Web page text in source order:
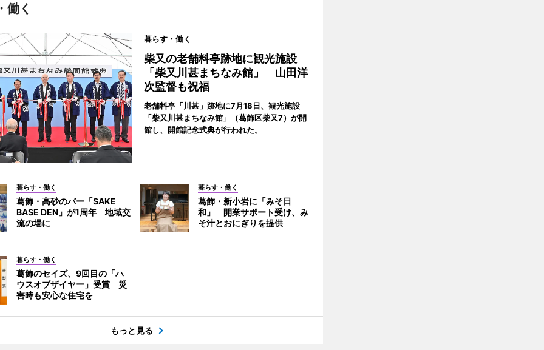
働く
暮らす・働く
柴又の老舗料亭跡地に観光施設
「柴又川甚まちなみ館」 山田洋
次監督も祝福
老舗料亭「川甚」跡地に7月18日、観光施設
「柴又川甚まちなみ館」（葛飾区柴又7）が開
館し、開館記念式典が行われた。
暮らす・働く
葛飾・高砂のバー「SAKE
BASE DEN」が1周年 地域交
流の場に
暮らす・働く
葛飾・新小岩に「みそ日
和」 開業サポート受け、み
そ汁とおにぎりを提供
暮らす・働く
葛飾のセイズ、9回目の「ハ
ウスオブザイヤー」受賞 災
害時も安心な住宅を
もっと見る